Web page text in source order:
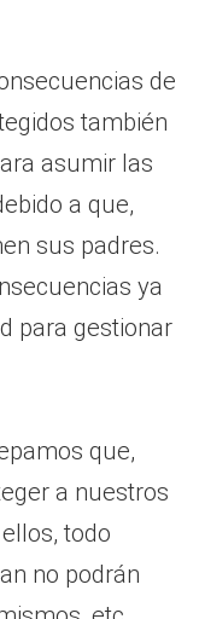
de
también
asumir las
a que,
sus padres.
ya
para gestionar
que,
a nuestros
todo
no podrán